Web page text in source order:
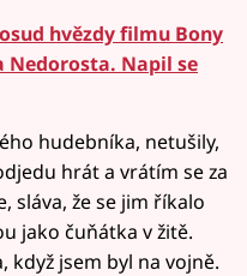
hvězdy filmu Bony
Nedorosta. Napil se
hudebníka, netušily,
hrát a vrátím se za
sláva, že se jim říkalo
jako čuňátka v žitě.
když jsem byl na vojně.